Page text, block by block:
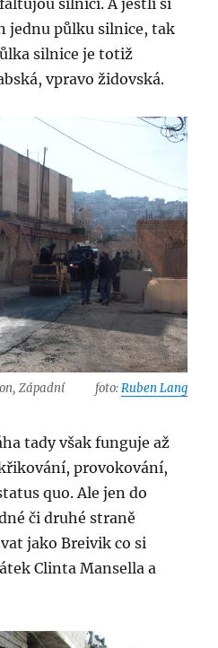
silnici. A jestli si
jednu půlku silnice, tak
silnice je totiž
vpravo židovská.
Západní
foto:Ruben Lang
tady však funguje až
provokování,
quo. Ale jen do
či druhé straně
jako Breivik co si
Clinta Mansella a